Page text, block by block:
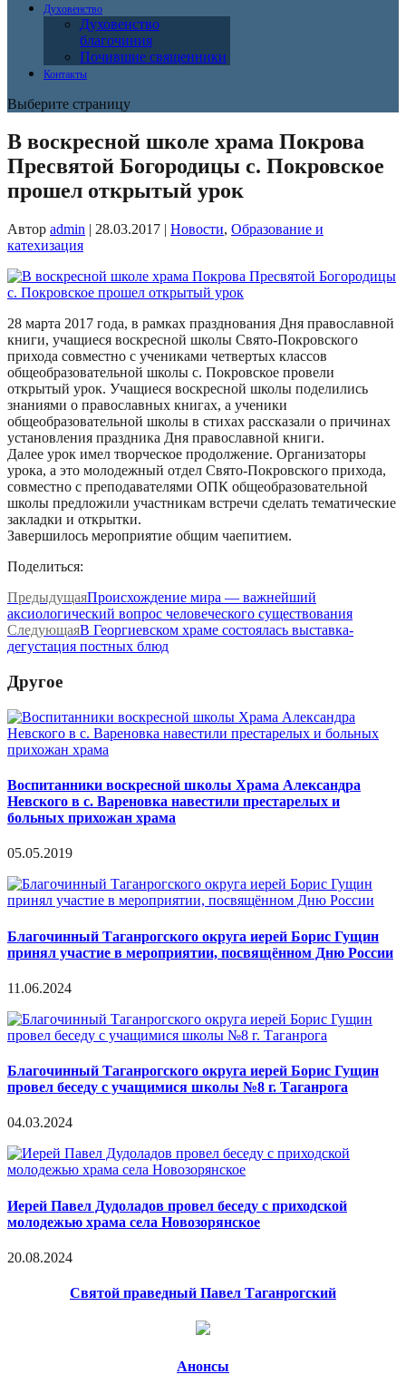
Духовенство
Духовенство
благочиния
Почившие священники
Контакты
Выберите страницу
В воскресной школе храма Покрова
Пресвятой Богородицы с. Покровское
прошел открытый урок
Автор admin | 28.03.2017 | Новости, Образование и
катехизация
28 марта 2017 года, в рамках празднования Дня православной
книги, учащиеся воскресной школы Свято-Покровского
прихода совместно с учениками четвертых классов
общеобразовательной школы с. Покровское провели
открытый урок. Учащиеся воскресной школы поделились
знаниями о православных книгах, а ученики
общеобразовательной школы в стихах рассказали о причинах
установления праздника Дня православной книги.
Далее урок имел творческое продолжение. Организаторы
урока, а это молодежный отдел Свято-Покровского прихода,
совместно с преподавателями ОПК общеобразовательной
школы предложили участникам встречи сделать тематические
закладки и открытки.
Завершилось мероприятие общим чаепитием.
Поделиться:
ПредыдущаяПроисхождение мира — важнейший
аксиологический вопрос человеческого существования
СледующаяВ Георгиевском храме состоялась выставка-
дегустация постных блюд
Другое
Воспитанники воскресной школы Храма Александра
Невского в с. Вареновка навестили престарелых и
больных прихожан храма
05.05.2019
Благочинный Таганрогского округа иерей Борис Гущин
принял участие в мероприятии, посвящённом Дню России
11.06.2024
Благочинный Таганрогского округа иерей Борис Гущин
провел беседу с учащимися школы №8 г. Таганрога
04.03.2024
Иерей Павел Дудоладов провел беседу с приходской
молодежью храма села Новозорянское
20.08.2024
Святой праведный Павел Таганрогский
Анонсы